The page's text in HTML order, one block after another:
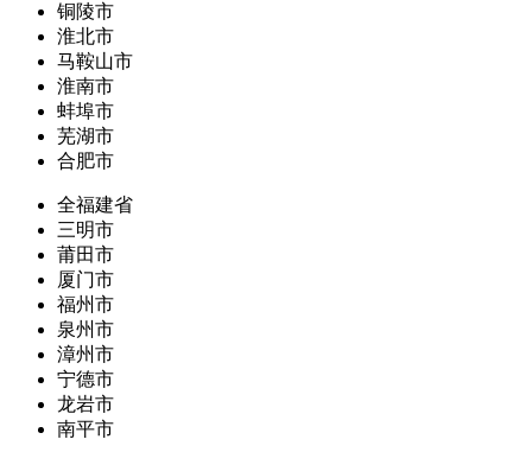
铜陵市
淮北市
马鞍山市
淮南市
蚌埠市
芜湖市
合肥市
全福建省
三明市
莆田市
厦门市
福州市
泉州市
漳州市
宁德市
龙岩市
南平市